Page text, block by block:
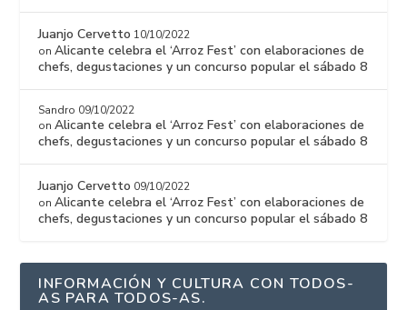
Juanjo Cervetto 10/10/2022
onAlicante celebra el ‘Arroz Fest’ con elaboraciones de
chefs, degustaciones y un concurso popular el sábado 8
Sandro 09/10/2022
onAlicante celebra el ‘Arroz Fest’ con elaboraciones de
chefs, degustaciones y un concurso popular el sábado 8
Juanjo Cervetto 09/10/2022
onAlicante celebra el ‘Arroz Fest’ con elaboraciones de
chefs, degustaciones y un concurso popular el sábado 8
INFORMACIÓN Y CULTURA CON TODOS-
AS PARA TODOS-AS.